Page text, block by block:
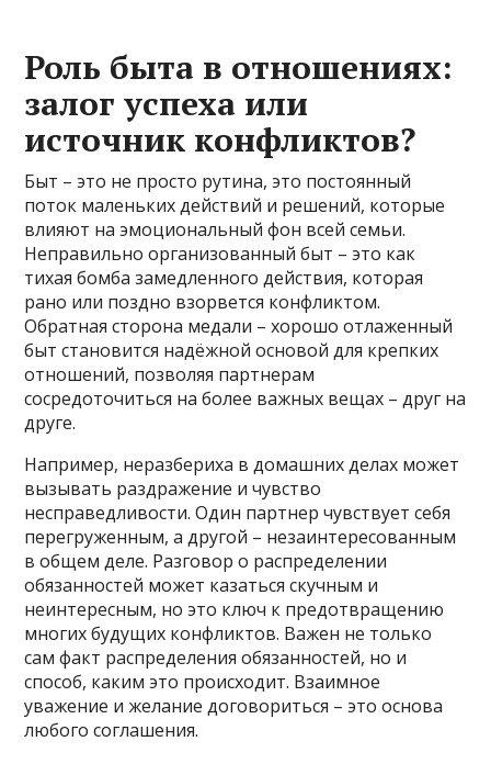
Роль быта в отношениях:
залог успеха или
источник конфликтов?
Быт – это не просто рутина, это постоянный
поток маленьких действий и решений, которые
влияют на эмоциональный фон всей семьи.
Неправильно организованный быт – это как
тихая бомба замедленного действия, которая
рано или поздно взорвется конфликтом.
Обратная сторона медали – хорошо отлаженный
быт становится надёжной основой для крепких
отношений, позволяя партнерам
сосредоточиться на более важных вещах – друг на
друге.
Например, неразбериха в домашних делах может
вызывать раздражение и чувство
несправедливости. Один партнер чувствует себя
перегруженным, а другой – незаинтересованным
в общем деле. Разговор о распределении
обязанностей может казаться скучным и
неинтересным, но это ключ к предотвращению
многих будущих конфликтов. Важен не только
сам факт распределения обязанностей, но и
способ, каким это происходит. Взаимное
уважение и желание договориться – это основа
любого соглашения.